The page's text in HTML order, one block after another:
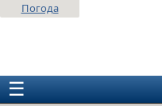
Погода
☰